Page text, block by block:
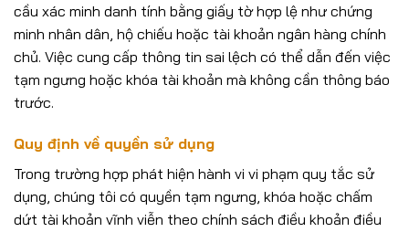
cầu xác minh danh tính bằng giấy tờ hợp lệ như chứng
minh nhân dân, hộ chiếu hoặc tài khoản ngân hàng chính
chủ. Việc cung cấp thông tin sai lệch có thể dẫn đến việc
tạm ngưng hoặc khóa tài khoản mà không cần thông báo
trước.
Quy định về quyền sử dụng
Trong trường hợp phát hiện hành vi vi phạm quy tắc sử
dụng, chúng tôi có quyền tạm ngưng, khóa hoặc chấm
dứt tài khoản vĩnh viễn theo chính sách điều khoản điều